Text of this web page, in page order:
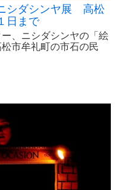
シダシンヤ展 高松
日まで
、ニシダシンヤの「絵
市牟礼町の市石の民